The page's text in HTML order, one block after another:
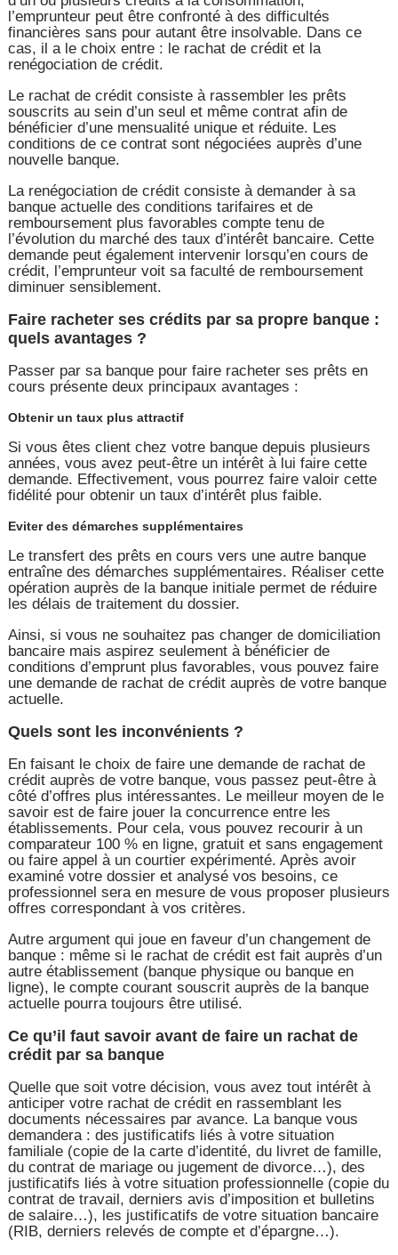
l’emprunteur peut être confronté à des difficultés
financières sans pour autant être insolvable. Dans ce
cas, il a le choix entre : le rachat de crédit et la
renégociation de crédit.
Le rachat de crédit consiste à rassembler les prêts
souscrits au sein d’un seul et même contrat afin de
bénéficier d’une mensualité unique et réduite. Les
conditions de ce contrat sont négociées auprès d’une
nouvelle banque.
La renégociation de crédit consiste à demander à sa
banque actuelle des conditions tarifaires et de
remboursement plus favorables compte tenu de
l’évolution du marché des taux d’intérêt bancaire. Cette
demande peut également intervenir lorsqu’en cours de
crédit, l’emprunteur voit sa faculté de remboursement
diminuer sensiblement.
Faire racheter ses crédits par sa propre banque :
quels avantages ?
Passer par sa banque pour faire racheter ses prêts en
cours présente deux principaux avantages :
Obtenir un taux plus attractif
Si vous êtes client chez votre banque depuis plusieurs
années, vous avez peut-être un intérêt à lui faire cette
demande. Effectivement, vous pourrez faire valoir cette
fidélité pour obtenir un taux d’intérêt plus faible.
Eviter des démarches supplémentaires
Le transfert des prêts en cours vers une autre banque
entraîne des démarches supplémentaires. Réaliser cette
opération auprès de la banque initiale permet de réduire
les délais de traitement du dossier.
Ainsi, si vous ne souhaitez pas changer de domiciliation
bancaire mais aspirez seulement à bénéficier de
conditions d’emprunt plus favorables, vous pouvez faire
une demande de rachat de crédit auprès de votre banque
actuelle.
Quels sont les inconvénients ?
En faisant le choix de faire une demande de rachat de
crédit auprès de votre banque, vous passez peut-être à
côté d’offres plus intéressantes. Le meilleur moyen de le
savoir est de faire jouer la concurrence entre les
établissements. Pour cela, vous pouvez recourir à un
comparateur 100 % en ligne, gratuit et sans engagement
ou faire appel à un courtier expérimenté. Après avoir
examiné votre dossier et analysé vos besoins, ce
professionnel sera en mesure de vous proposer plusieurs
offres correspondant à vos critères.
Autre argument qui joue en faveur d’un changement de
banque : même si le rachat de crédit est fait auprès d’un
autre établissement (banque physique ou banque en
ligne), le compte courant souscrit auprès de la banque
actuelle pourra toujours être utilisé.
Ce qu’il faut savoir avant de faire un rachat de
crédit par sa banque
Quelle que soit votre décision, vous avez tout intérêt à
anticiper votre rachat de crédit en rassemblant les
documents nécessaires par avance. La banque vous
demandera : des justificatifs liés à votre situation
familiale (copie de la carte d’identité, du livret de famille,
du contrat de mariage ou jugement de divorce…), des
justificatifs liés à votre situation professionnelle (copie du
contrat de travail, derniers avis d’imposition et bulletins
de salaire…), les justificatifs de votre situation bancaire
(RIB, derniers relevés de compte et d’épargne…).